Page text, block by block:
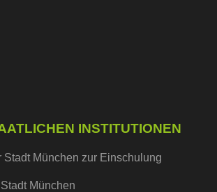
INSTITUTIONEN
Stadt München zur Einschulung
München